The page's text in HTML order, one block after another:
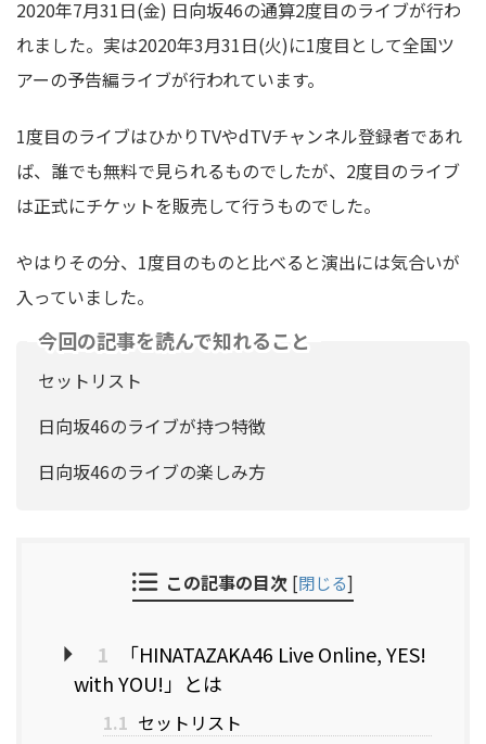
2020年7月31日(金) 日向坂46の通算2度目のライブが行わ
れました。実は2020年3月31日(火)に1度目として全国ツ
アーの予告編ライブが行われています。
1度目のライブはひかりTVやdTVチャンネル登録者であれ
ば、誰でも無料で見られるものでしたが、2度目のライブ
は正式にチケットを販売して行うものでした。
やはりその分、1度目のものと比べると演出には気合いが
入っていました。
今回の記事を読んで知れること
セットリスト
日向坂46のライブが持つ特徴
日向坂46のライブの楽しみ方
この記事の目次 [閉じる]
1
「HINATAZAKA46 Live Online, YES!
with YOU!」とは
1.1 セットリスト